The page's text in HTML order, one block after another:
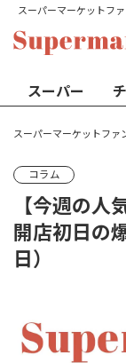
スーパーマーケットフ
スーパー
スーパーマーケットファ
コラム
【今週の人
開店初日の
日）